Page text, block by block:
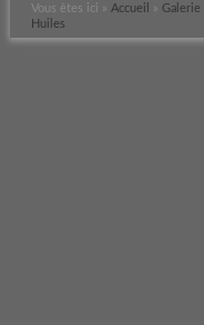
Vous êtes ici » Accueil » Galerie
Huiles